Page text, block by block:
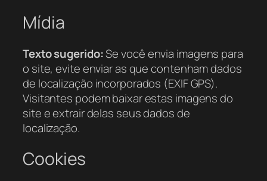
Mídia
Texto sugerido:Se você envia imagens para
o site, evite enviar as que contenham dados
de localização incorporados (EXIF GPS).
Visitantes podem baixar estas imagens do
site e extrair delas seus dados de
localização.
Cookies